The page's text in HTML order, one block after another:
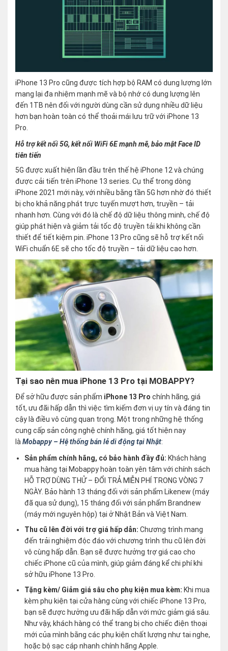
iPhone 13 Pro cũng được tích hợp bộ RAM có dung lượng lớn
mang lại đa nhiệm mạnh mẽ và bộ nhớ có dung lượng lên
đến 1TB nên đối với người dùng cần sử dụng nhiều dữ liệu
hơn bạn hoàn toàn có thể thoải mái lưu trữ với iPhone 13
Pro.
Hỗ trợ kết nối 5G, kết nối WiFi 6E mạnh mẽ, bảo mật Face ID
tiên tiến
5G được xuất hiện lần đầu trên thế hệ iPhone 12 và chúng
được cải tiến trên iPhone 13 series. Cụ thể trong dòng
iPhone 2021 mới này, với nhiều bằng tần 5G hơn nhờ đó thiết
bị cho khả năng phát trực tuyến mượt hơn, truyền – tải
nhanh hơn. Cùng với đó là chế độ dữ liệu thông minh, chế độ
giúp phát hiện và giảm tải tốc độ truyền tải khi không cần
thiết để tiết kiệm pin. iPhone 13 Pro cũng sẽ hỗ trợ kết nối
WiFi chuẩn 6E sẽ cho tốc độ truyền – tải dữ liệu cao hơn.
Tại sao nên mua iPhone 13 Pro tại MOBAPPY?
Để sở hữu được sản phẩm iPhone 13 Pro chính hãng, giá
tốt, ưu đãi hấp dẫn thì việc tìm kiếm đơn vị uy tín và đáng tin
cậy là điều vô cùng quan trọng. Một trong những hệ thống
cung cấp sản công nghệ chính hãng, giá tốt hiện nay
là Mobappy – Hệ thống bán lẻ di động tại Nhật:
Sản phẩm chính hãng, có bảo hành đầy đủ: Khách hàng
mua hàng tại Mobappy hoàn toàn yên tâm với chính sách
HỖ TRỢ DÙNG THỬ – ĐỔI TRẢ MIỄN PHÍ TRONG VÒNG 7
NGÀY. Bảo hành 13 tháng đối với sản phẩm Likenew (máy
đã qua sử dụng), 15 tháng đối với sản phẩm Brandnew
(máy mới nguyên hộp) tại ở Nhật Bản và Việt Nam.
Thu cũ lên đời với trợ giá hấp dẫn:Chương trình mang
đến trải nghiệm độc đáo với chương trình thu cũ lên đời
vô cùng hấp dẫn. Bạn sẽ được hưởng trợ giá cao cho
chiếc iPhone cũ của mình, giúp giảm đáng kể chi phí khi
sở hữu iPhone 13 Pro.
Tặng kèm/ Giảm giá sâu cho phụ kiện mua kèm: Khi mua
kèm phụ kiện tại cửa hàng cùng với chiếc iPhone 13 Pro,
bạn sẽ được hưởng ưu đãi hấp dẫn với mức giảm giá sâu.
Như vậy, khách hàng có thể trang bị cho chiếc điện thoại
mới của mình bằng các phụ kiện chất lượng như tai nghe,
hoặc bộ sạc cáp nhanh chính hãng Apple.